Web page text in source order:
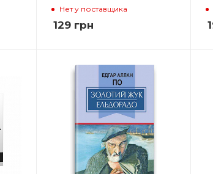
Нет у поставщика
129 грн